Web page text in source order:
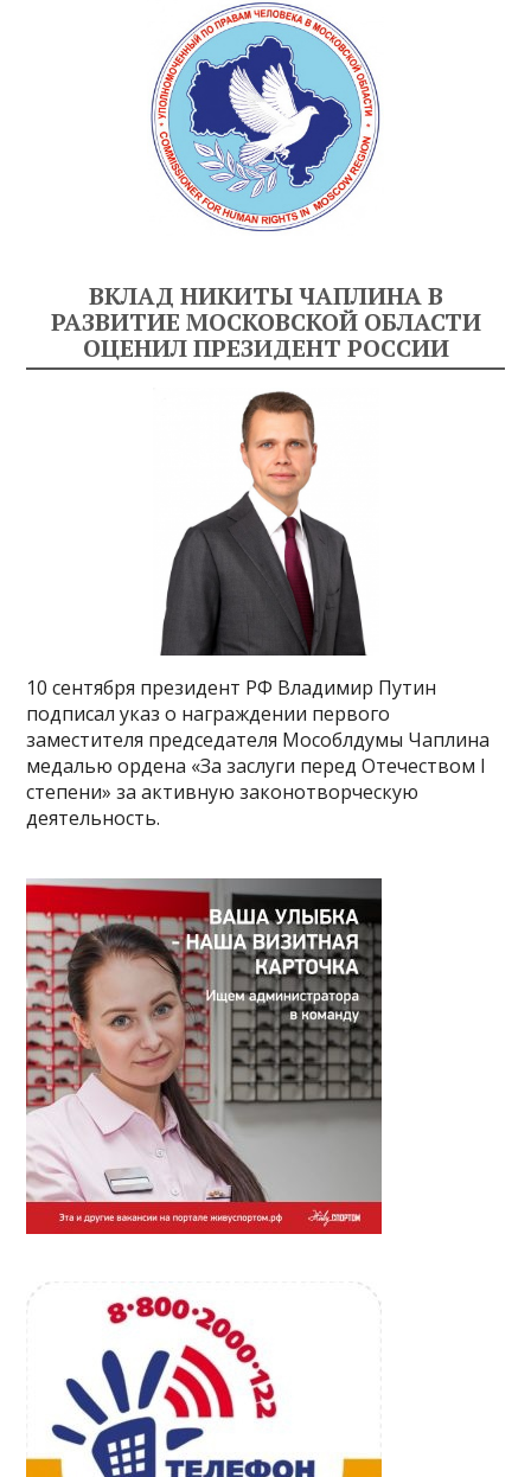
ВКЛАД НИКИТЫ ЧАПЛИНА В
РАЗВИТИЕ МОСКОВСКОЙ ОБЛАСТИ
ОЦЕНИЛ ПРЕЗИДЕНТ РОССИИ
10 сентября президент РФ Владимир Путин
подписал указ о награждении первого
заместителя председателя Мособлдумы Чаплина
медалью ордена «За заслуги перед Отечеством I
степени» за активную законотворческую
деятельность.